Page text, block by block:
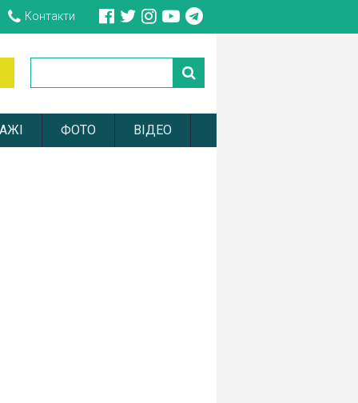
Контакти
ФОТО ВІДЕО